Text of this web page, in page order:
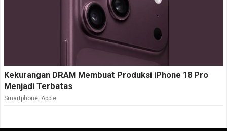
Kekurangan DRAM Membuat Produksi iPhone 18 Pro
Menjadi Terbatas
Smartphone, Apple